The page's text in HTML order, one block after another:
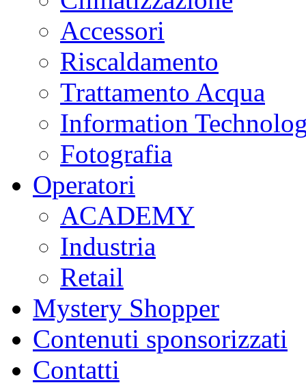
Accessori
Riscaldamento
Trattamento Acqua
Information
Fotografia
Operatori
ACADEMY
Industria
Retail
Mystery Shopper
Contenuti sponsorizzati
Contatti